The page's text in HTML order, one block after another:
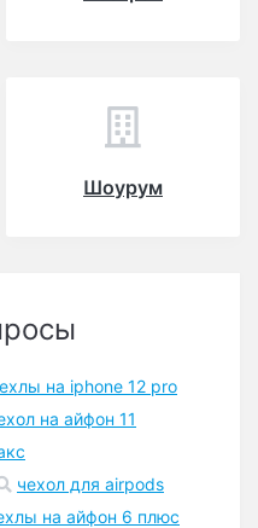
Шоурум
на iphone 12 pro
на айфон 11
чехол для airpods
на айфон 6 плюс